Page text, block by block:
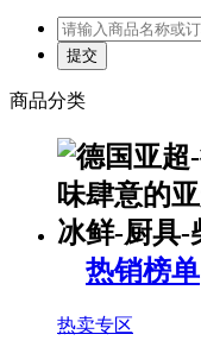
商品分类
热销榜单
热卖专区